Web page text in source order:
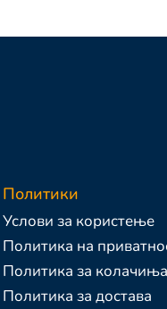
Политики
Услови за користење
Политика на
Политика за колачиња
Политика за достава